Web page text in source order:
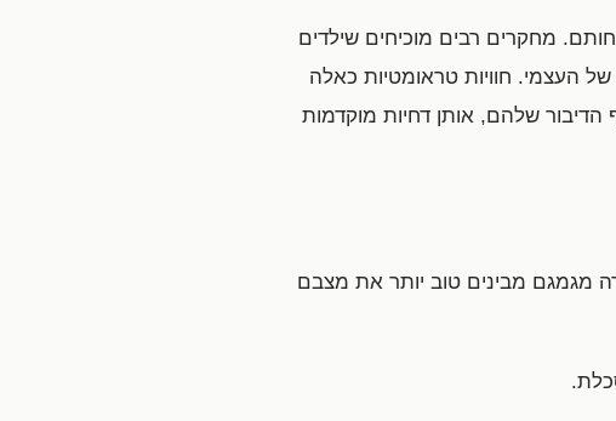
מחקרים רבים מוכיחים שילדים
העצמי. חוויות טראומטיות כאלה
שלהם, אותן דחיות מוקדמות
מגמגם מבינים טוב יותר את מצבם